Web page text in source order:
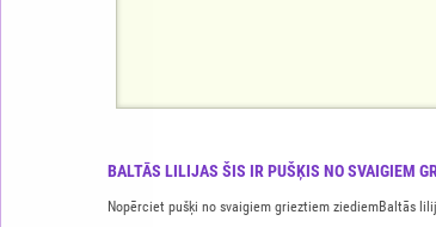
BALTĀS LILIJAS ŠIS IR PUŠĶIS NO SVAIGIEM
Nopērciet pušķi no svaigiem grieztiem ziediemBaltās